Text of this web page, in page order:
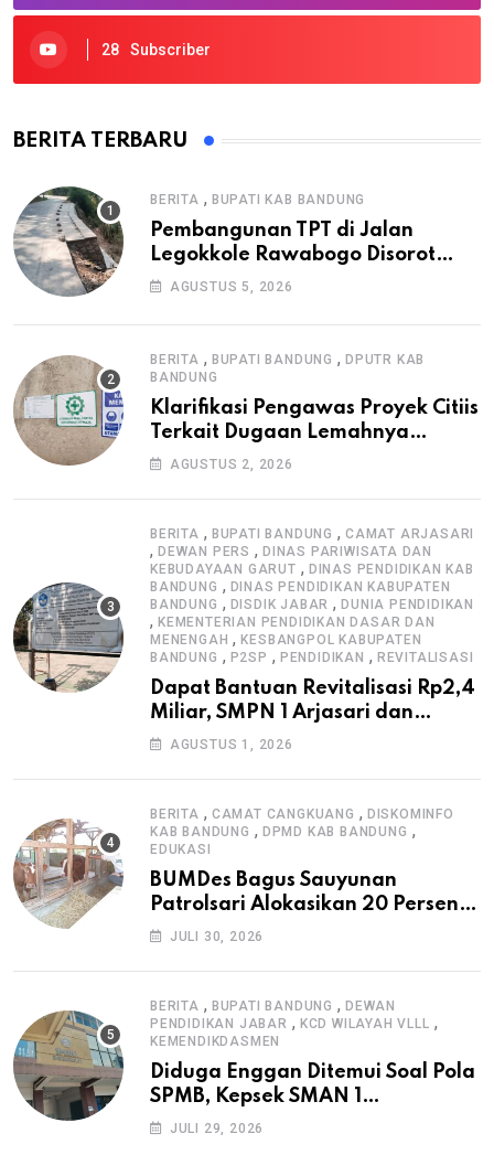
28 Subscriber
BERITA TERBARU
BERITA , BUPATI KAB BANDUNG
Pembangunan TPT di Jalan
Legokkole Rawabogo Disorot
Warga, Selesai Tanpa Papan
AGUSTUS 5, 2026
BERITA , BUPATI BANDUNG ,DPUTR KAB
BANDUNG
Klarifikasi Pengawas Proyek Citiis
Terkait Dugaan Lemahnya
Pengawasan K3
AGUSTUS 2, 2026
BERITA , BUPATI BANDUNG ,CAMAT ARJASARI
, DEWAN PERS , DINAS PARIWISATA DAN
KEBUDAYAAN GARUT , DINAS PENDIDIKAN KAB
BANDUNG , DINAS PENDIDIKAN KABUPATEN
BANDUNG , DISDIK JABAR ,DUNIA PENDIDIKAN
, KEMENTERIAN PENDIDIKAN DASAR DAN
MENENGAH ,KESBANGPOL KABUPATEN
BANDUNG , P2SP , PENDIDIKAN , REVITALISASI
Dapat Bantuan Revitalisasi Rp2,4
Miliar, SMPN 1 Arjasari dan
Masyarakat Sambut Antusias
AGUSTUS 1, 2026
BERITA , CAMAT CANGKUANG , DISKOMINFO
KAB BANDUNG , DPMD KAB BANDUNG ,
EDUKASI
BUMDes Bagus Sauyunan
Patrolsari Alokasikan 20 Persen
Dana Desa untuk Ketahanan
JULI 30, 2026
BERITA , BUPATI BANDUNG ,DEWAN
PENDIDIKAN JABAR , KCD WILAYAH VLLL ,
KEMENDIKDASMEN
Diduga Enggan Ditemui Soal Pola
SPMB, Kepsek SMAN 1
Dayeuhkolot Dikeluhkan Orang
JULI 29, 2026